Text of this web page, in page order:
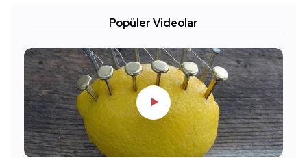
Popüler Videolar